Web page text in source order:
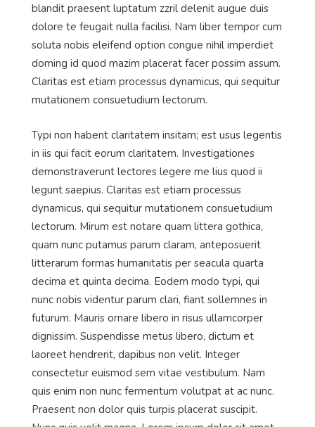
blandit praesent luptatum zzril delenit augue duis
dolore te feugait nulla facilisi. Nam liber tempor cum
soluta nobis eleifend option congue nihil imperdiet
doming id quod mazim placerat facer possim assum.
Claritas est etiam processus dynamicus, qui sequitur
mutationem consuetudium lectorum.
Typi non habent claritatem insitam; est usus legentis
in iis qui facit eorum claritatem. Investigationes
demonstraverunt lectores legere me lius quod ii
legunt saepius. Claritas est etiam processus
dynamicus, qui sequitur mutationem consuetudium
lectorum. Mirum est notare quam littera gothica,
quam nunc putamus parum claram, anteposuerit
litterarum formas humanitatis per seacula quarta
decima et quinta decima. Eodem modo typi, qui
nunc nobis videntur parum clari, fiant sollemnes in
futurum. Mauris ornare libero in risus ullamcorper
dignissim. Suspendisse metus libero, dictum et
laoreet hendrerit, dapibus non velit. Integer
consectetur euismod sem vitae vestibulum. Nam
quis enim non nunc fermentum volutpat at ac nunc.
Praesent non dolor quis turpis placerat suscipit.